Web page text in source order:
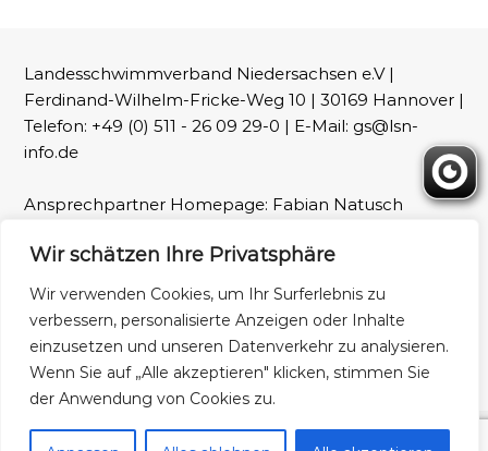
Wir schätzen Ihre Privatsphäre
Wir verwenden Cookies, um Ihr Surferlebnis zu
verbessern, personalisierte Anzeigen oder Inhalte
einzusetzen und unseren Datenverkehr zu analysieren.
Wenn Sie auf „Alle akzeptieren" klicken, stimmen Sie
der Anwendung von Cookies zu.
Landesschwimmverband Niedersachsen e.V |
Ferdinand-Wilhelm-Fricke-Weg 10 | 30169 Hannover |
Telefon: +49 (0) 511 - 26 09 29-0 | E-Mail: gs@lsn-
info.de
Ansprechpartner Homepage: Fabian Natusch
Fotos: LSN und Patrick Wallbaum
Impressum Datenschutz
Copyright © 2026 Landesschwimmverband NiedersachsenAlle Rechte